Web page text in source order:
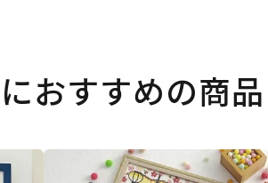
おすすめの商品